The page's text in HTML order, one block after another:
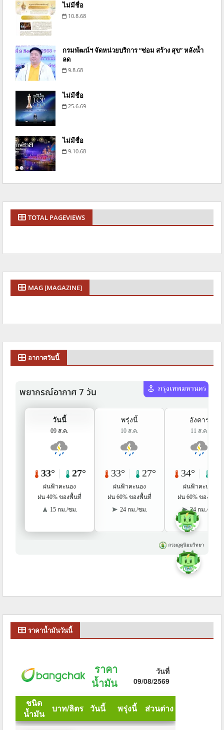
ไม่มีชื่อ
10.8.68
กรมพัฒน์ฯ จัดหน่วยบริการ “ซ่อม สร้าง สุข” หลังน้ำ
ลด
9.8.68
ไม่มีชื่อ
25.6.69
ไม่มีชื่อ
9.10.68
TOTAL PAGEVIEWS
MAG [MAGAZINE]
อากาศวันนี้
ราคาน้ำมันวันนี้